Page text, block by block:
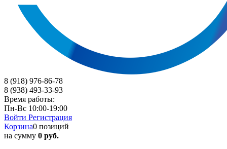
8 (918) 976-86-78
8 (938) 493-33-93
Время работы:
Пн-Вс 10:00-19:00
Войти Регистрация
Корзина0 позиций
на сумму 0 руб.